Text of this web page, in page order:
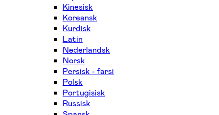
Kinesisk
Koreansk
Kurdisk
Latin
Nederlandsk
Norsk
Persisk - farsi
Polsk
Portugisisk
Russisk